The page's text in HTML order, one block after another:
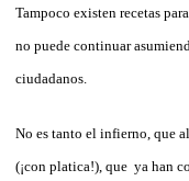
Tampoco existen recetas
no puede continuar
ciudadanos.
No es tanto el infierno, que
(¡con platica!), que ya han